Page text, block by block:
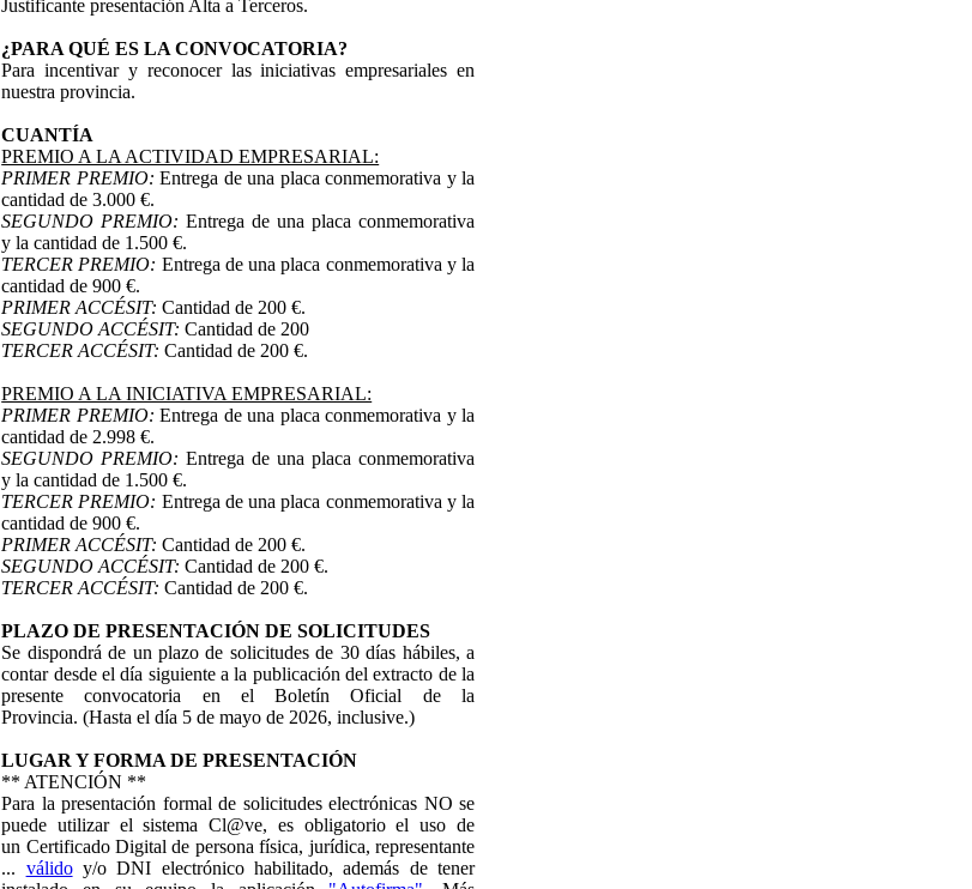
Justificante presentación Alta a Terceros.
¿PARA QUÉ ES LA CONVOCATORIA?
Para incentivar y reconocer las iniciativas empresariales en
nuestra provincia.
CUANTÍA
PREMIO A LA ACTIVIDAD EMPRESARIAL:
PRIMER PREMIO: Entrega de una placa conmemorativa y la
cantidad de 3.000 €.
SEGUNDO PREMIO: Entrega de una placa conmemorativa
y la cantidad de 1.500 €.
TERCER PREMIO: Entrega de una placa conmemorativa y la
cantidad de 900 €.
PRIMER ACCÉSIT: Cantidad de 200 €.
SEGUNDO ACCÉSIT: Cantidad de 200
TERCER ACCÉSIT: Cantidad de 200 €.
PREMIO A LA INICIATIVA EMPRESARIAL:
PRIMER PREMIO: Entrega de una placa conmemorativa y la
cantidad de 2.998 €.
SEGUNDO PREMIO: Entrega de una placa conmemorativa
y la cantidad de 1.500 €.
TERCER PREMIO: Entrega de una placa conmemorativa y la
cantidad de 900 €.
PRIMER ACCÉSIT: Cantidad de 200 €.
SEGUNDO ACCÉSIT: Cantidad de 200 €.
TERCER ACCÉSIT: Cantidad de 200 €.
PLAZO DE PRESENTACIÓN DE SOLICITUDES
Se dispondrá de un plazo de solicitudes de 30 días hábiles, a
contar desde el día siguiente a la publicación del extracto de la
presente convocatoria en el Boletín Oficial de la
Provincia. (Hasta el día 5 de mayo de 2026, inclusive.)
LUGAR Y FORMA DE PRESENTACIÓN
** ATENCIÓN **
Para la presentación formal de solicitudes electrónicas NO se
puede utilizar el sistema Cl@ve, es obligatorio el uso de
un Certificado Digital de persona física, jurídica, representante
... válidoy/o DNI electrónico habilitado, además de tener